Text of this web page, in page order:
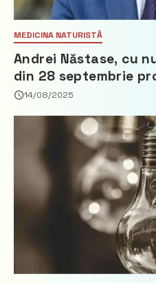
MEDICINA NATURISTĂ
Andrei Năstase, cu
din 28 septembrie
europeană” și 10
14/08/2025